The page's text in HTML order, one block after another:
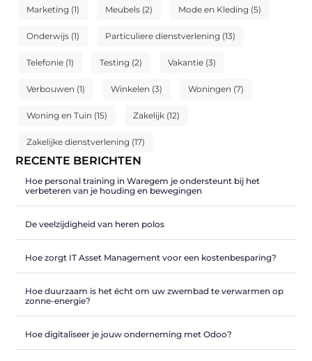
Marketing (1) Meubels (2) Mode en Kleding (5)
Onderwijs (1) Particuliere dienstverlening (13)
Telefonie (1) Testing (2) Vakantie (3)
Verbouwen (1) Winkelen (3) Woningen (7)
Woning en Tuin (15) Zakelijk (12)
Zakelijke dienstverlening (17)
RECENTE BERICHTEN
Hoe personal training in Waregem je ondersteunt bij het
verbeteren van je houding en bewegingen
De veelzijdigheid van heren polos
Hoe zorgt IT Asset Management voor een kostenbesparing?
Hoe duurzaam is het écht om uw zwembad te verwarmen op
zonne-energie?
Hoe digitaliseer je jouw onderneming met Odoo?